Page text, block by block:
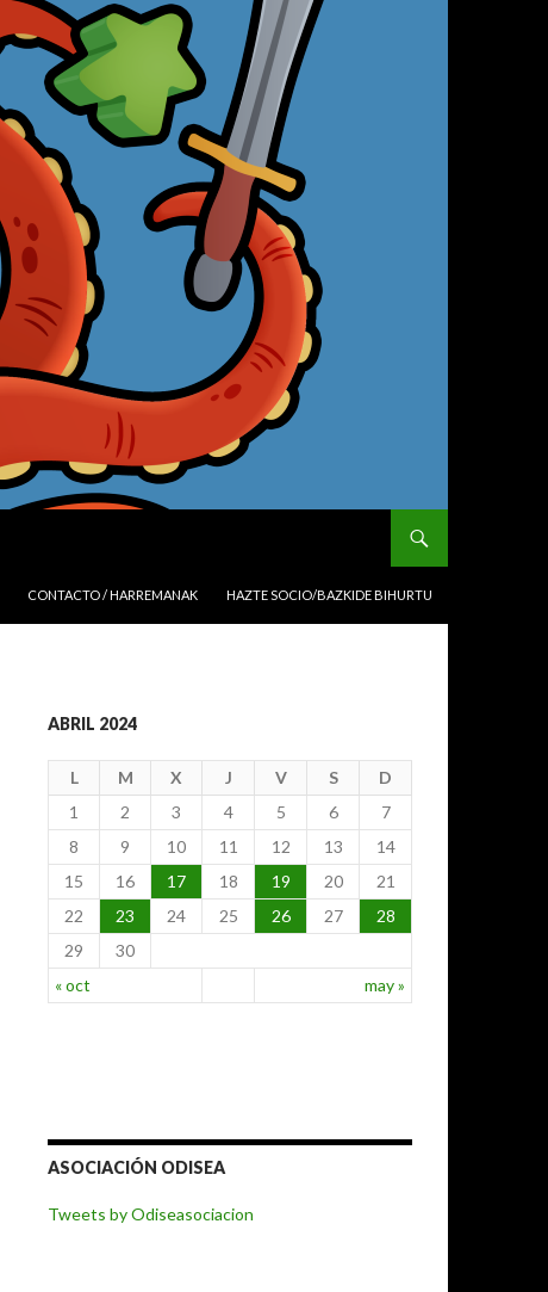
CONTACTO / HARREMANAK HAZTE SOCIO/BAZKIDE BIHURTU
ABRIL 2024
L M X J V S D
« oct may »
1 2 3 4 5 6
7
8
9 10 11 12 13
14
15
16 17 18 19 20
21
22
23 24 25 26 27
28
29
30
ASOCIACIÓN ODISEA
Tweets by Odiseasociacion